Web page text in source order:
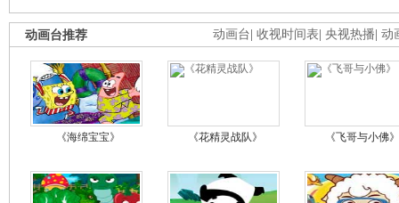
动画台 收视时间表 央视热播 动
动画台推荐
《海绵宝宝》 《花精灵战队》 《飞哥与小佛》